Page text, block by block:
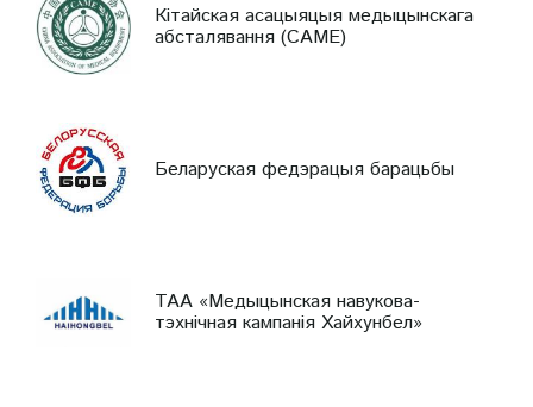
Кітайская асацыяцыя медыцынскага
абсталявання (CAME)
Беларуская федэрацыя барацьбы
ТАА «Медыцынская навукова-
тэхнічная кампанія Хайхунбел»